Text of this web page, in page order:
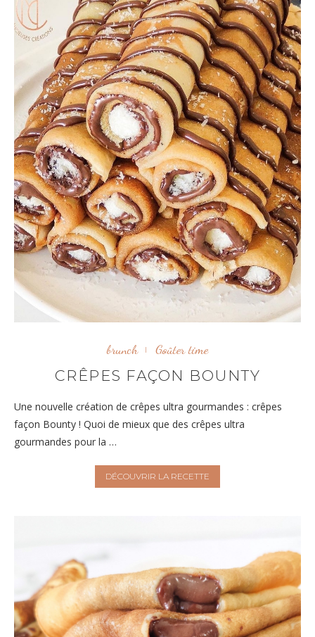
brunch Goûter time
CRÊPES FAÇON BOUNTY
Une nouvelle création de crêpes ultra gourmandes : crêpes
façon Bounty ! Quoi de mieux que des crêpes ultra
gourmandes pour la …
DÉCOUVRIR LA RECETTE